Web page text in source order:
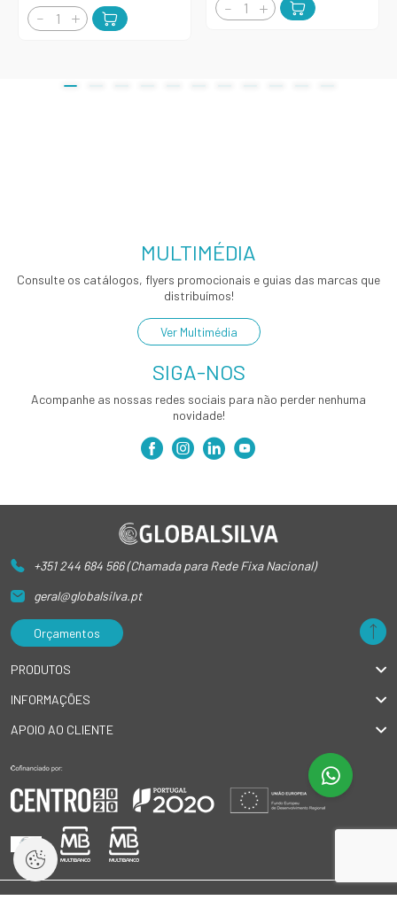
MULTIMÉDIA
Consulte os catálogos, flyers promocionais e guias das marcas que
distribuímos!
Ver Multimédia
SIGA-NOS
Acompanhe as nossas redes sociais para não perder nenhuma
novidade!
+351 244 684 566 (Chamada para Rede Fixa Nacional)
geral@globalsilva.pt
Orçamentos
PRODUTOS
INFORMAÇÕES
APOIO AO CLIENTE